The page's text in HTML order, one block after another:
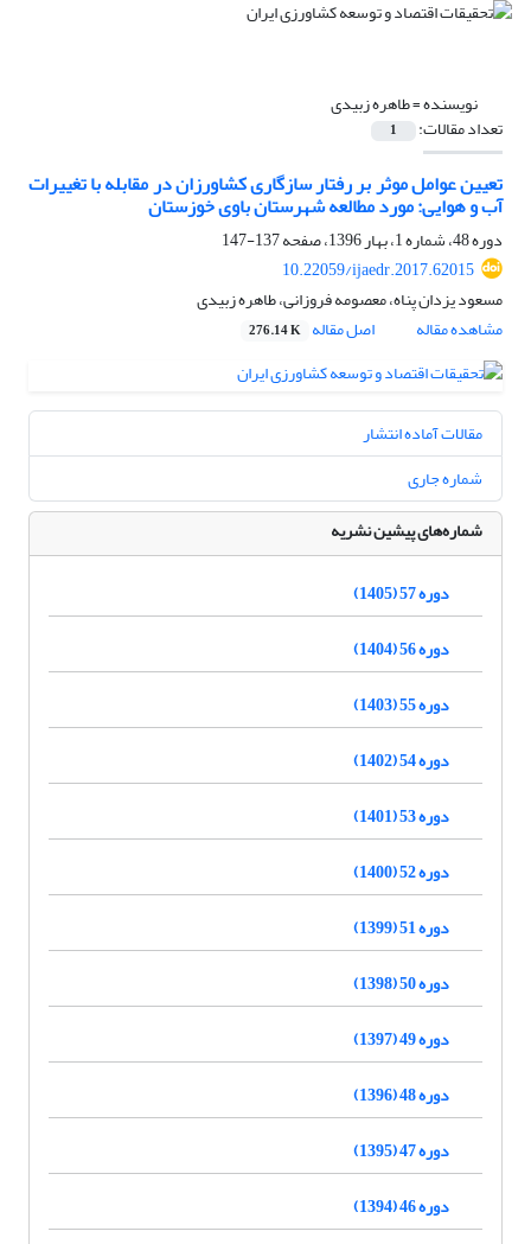
نویسنده =طاهره زبیدی
تعداد مقالات: 1
تعیین عوامل موثر بر رفتار سازگاری کشاورزان در مقابله با تغییرات
آب و هوایی: مورد مطالعه شهرستان باوی خوزستان
دوره 48، شماره 1، بهار 1396، صفحه
137-147
10.22059/ijaedr.2017.62015
مسعود یزدان پناه، معصومه فروزانی، طاهره زبیدی
مشاهده مقاله
اصل مقاله 276.14 K
مقالات آماده انتشار
شماره جاری
شماره‌های پیشین نشریه
دوره 57 (1405)
دوره 56 (1404)
دوره 55 (1403)
دوره 54 (1402)
دوره 53 (1401)
دوره 52 (1400)
دوره 51 (1399)
دوره 50 (1398)
دوره 49 (1397)
دوره 48 (1396)
دوره 47 (1395)
دوره 46 (1394)